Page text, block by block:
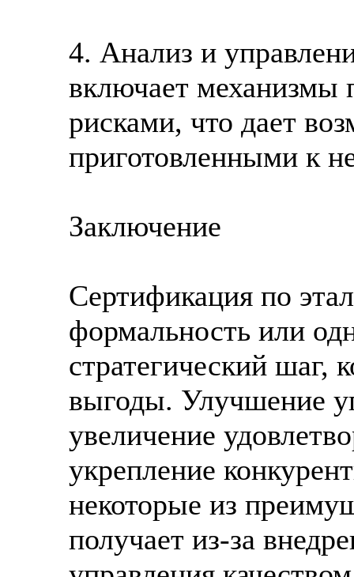
4. Анализ и
включает механизмы
рисками, что дает
приготовленными к
Заключение
Сертификация по
формальность или
стратегический шаг,
выгоды. Улучшение
увеличение
укрепление
некоторые из
получает из-за